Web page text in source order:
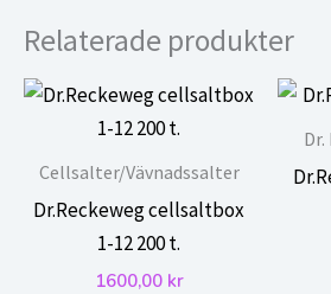
Relaterade produkter
Cellsalter/Vävnadssalter
Dr.Reckeweg cellsaltbox
1-12 200 t.
1600,00 kr